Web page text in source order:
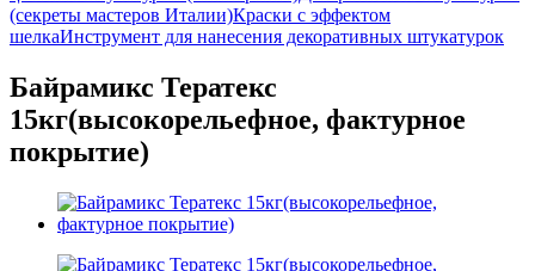
(секреты мастеров Италии)Краски с эффектом
шелкаИнструмент для нанесения декоративных штукатурок
Байрамикс Тератекс
15кг(высокорельефное, фактурное
покрытие)